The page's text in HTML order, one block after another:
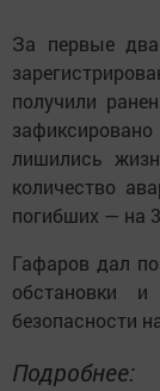
За первые
получили
лишились
количество
погибших — на
Гафаров дал
обстановки
безопасности